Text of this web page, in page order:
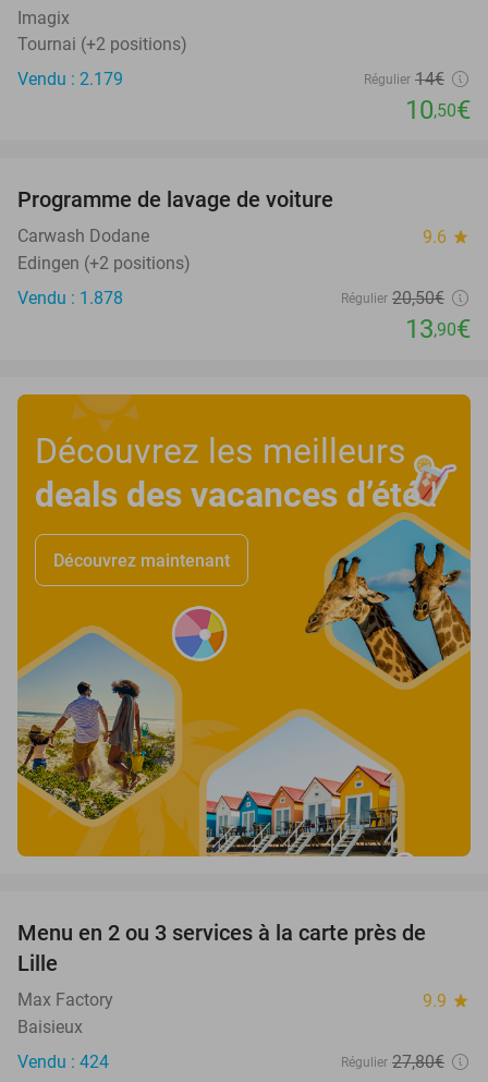
Imagix
Tournai (+2 positions)
Vendu : 2.179
Régulier 14€
10,50€
Programme de lavage de voiture
Carwash Dodane 9.6 star
Edingen (+2 positions)
Vendu : 1.878
Régulier 20,50€
13,90€
Découvrez les meilleurs
deals des vacances d’été!
Découvrez maintenant
39%
Menu en 2 ou 3 services à la carte près de
Lille
Max Factory 9.9 star
Baisieux
Vendu : 424
Régulier 27,80€